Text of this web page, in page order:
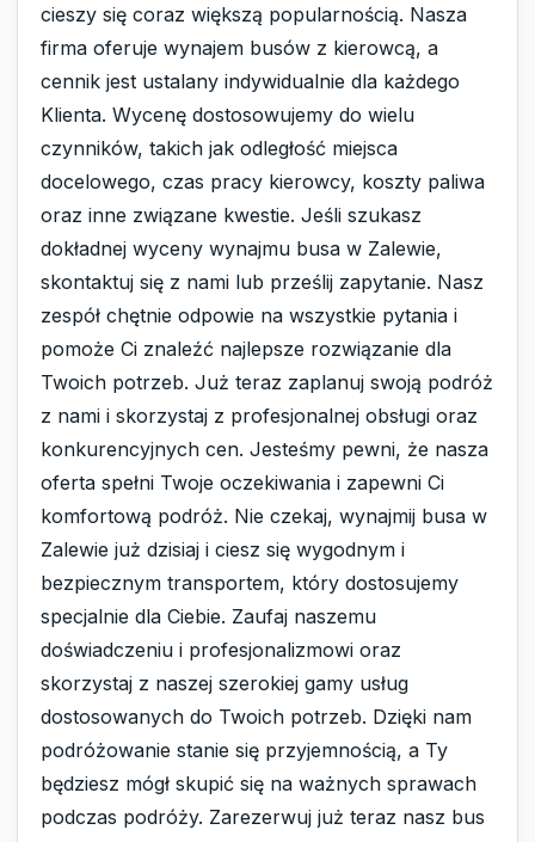
cieszy się coraz większą popularnością. Nasza
firma oferuje wynajem busów z kierowcą, a
cennik jest ustalany indywidualnie dla każdego
Klienta. Wycenę dostosowujemy do wielu
czynników, takich jak odległość miejsca
docelowego, czas pracy kierowcy, koszty paliwa
oraz inne związane kwestie. Jeśli szukasz
dokładnej wyceny wynajmu busa w Zalewie,
skontaktuj się z nami lub prześlij zapytanie. Nasz
zespół chętnie odpowie na wszystkie pytania i
pomoże Ci znaleźć najlepsze rozwiązanie dla
Twoich potrzeb. Już teraz zaplanuj swoją podróż
z nami i skorzystaj z profesjonalnej obsługi oraz
konkurencyjnych cen. Jesteśmy pewni, że nasza
oferta spełni Twoje oczekiwania i zapewni Ci
komfortową podróż. Nie czekaj, wynajmij busa w
Zalewie już dzisiaj i ciesz się wygodnym i
bezpiecznym transportem, który dostosujemy
specjalnie dla Ciebie. Zaufaj naszemu
doświadczeniu i profesjonalizmowi oraz
skorzystaj z naszej szerokiej gamy usług
dostosowanych do Twoich potrzeb. Dzięki nam
podróżowanie stanie się przyjemnością, a Ty
będziesz mógł skupić się na ważnych sprawach
podczas podróży. Zarezerwuj już teraz nasz bus